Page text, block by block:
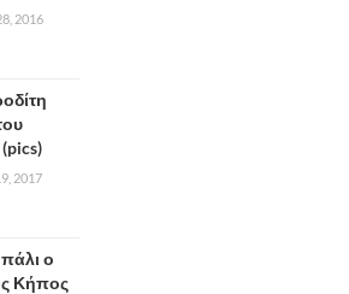
2016
2017
πάλι ο
Κήπος